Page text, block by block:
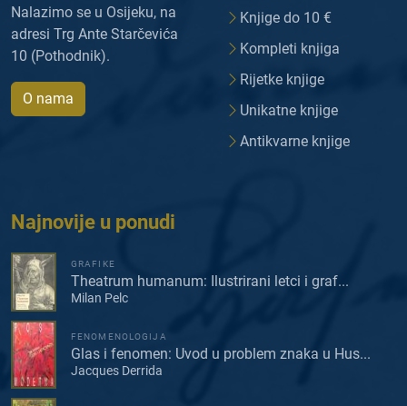
Nalazimo se u Osijeku, na
adresi Trg Ante Starčevića
10 (Pothodnik).
O nama
Knjige do 10 €
Kompleti knjiga
Rijetke knjige
Unikatne knjige
Antikvarne knjige
Najnovije u ponudi
GRAFIKE
Theatrum humanum: Ilustrirani letci i graf...
Milan Pelc
FENOMENOLOGIJA
Glas i fenomen: Uvod u problem znaka u Hus...
Jacques Derrida